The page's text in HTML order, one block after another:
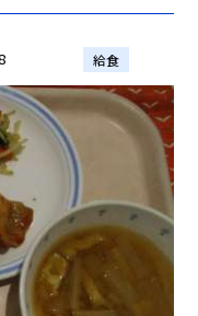
給食